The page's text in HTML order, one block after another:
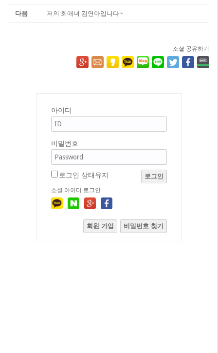
다음 저의 최애녀 김연아입니다~
소셜 공유하기
아이디
비밀번호
로그인 상태유지 로그인
소셜 아이디 로그인
회원 가입 비밀번호 찾기